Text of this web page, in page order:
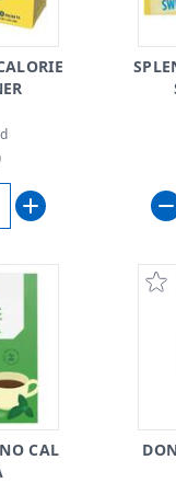
CAL